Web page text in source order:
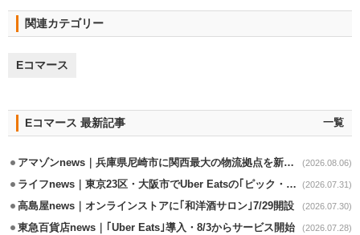
関連カテゴリー
Eコマース
Eコマース 最新記事 一覧
アマゾンnews｜兵庫県尼崎市に関西最大の物流拠点を新設・市内2拠点目 (2026.08.06)
ライフnews｜東京23区・大阪市でUber Eatsの｢ピック・パック・ペイ｣導入 (2026.07.31)
高島屋news｜オンラインストアに｢和洋酒サロン｣7/29開設 (2026.07.30)
東急百貨店news｜｢Uber Eats｣導入・8/3からサービス開始 (2026.07.28)